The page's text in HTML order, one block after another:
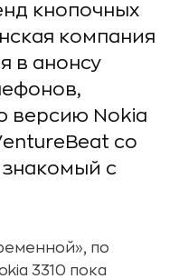
кнопочных
компания
в анонсу
версию Nokia
со
знакомый с
по
3310 пока